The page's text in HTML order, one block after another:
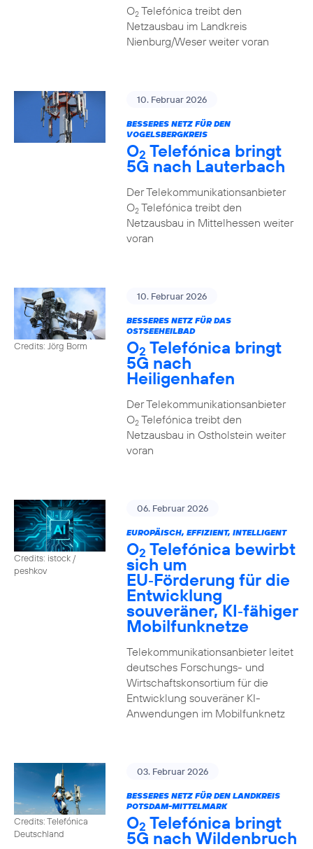
O2Telefónica treibt den
Netzausbau im Landkreis
Nienburg/Weser weiter voran
10. Februar 2026
BESSERES NETZ FÜR DEN
VOGELSBERGKREIS
O2 Telefónica bringt
5G nach Lauterbach
Der Telekommunikationsanbieter
O2Telefónica treibt den
Netzausbau in Mittelhessen weiter
voran
Credits: Jörg Borm
10. Februar 2026
BESSERES NETZ FÜR DAS
OSTSEEHEILBAD
O2 Telefónica bringt
5G nach
Heiligenhafen
Der Telekommunikationsanbieter
O2Telefónica treibt den
Netzausbau in Ostholstein weiter
voran
Credits: istock /
peshkov
06. Februar 2026
EUROPÄISCH, EFFIZIENT, INTELLIGENT
O2 Telefónica bewirbt
sich um
EU‑Förderung für die
Entwicklung
souveräner, KI‑fähiger
Mobilfunknetze
Telekommunikationsanbieter leitet
deutsches Forschungs- und
Wirtschaftskonsortium für die
Entwicklung souveräner KI-
Anwendungen im Mobilfunknetz
Credits: Telefónica
Deutschland
03. Februar 2026
BESSERES NETZ FÜR DEN LANDKREIS
POTSDAM-MITTELMARK
O2 Telefónica bringt
5G nach Wildenbruch